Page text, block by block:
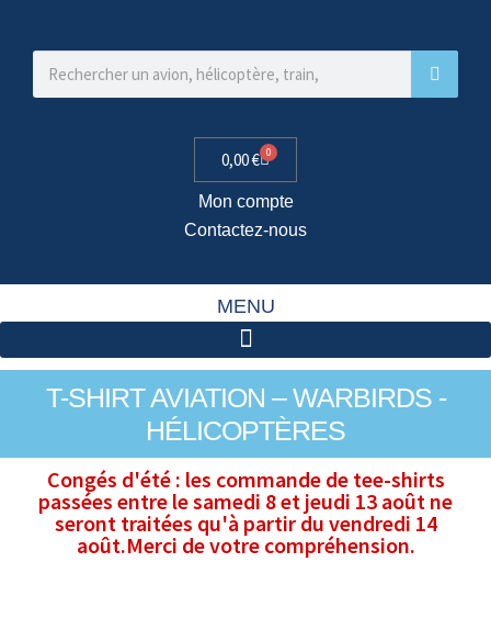
0,00€ 0
Mon compte
Contactez-nous
MENU
T-SHIRT AVIATION – WARBIRDS -
HÉLICOPTÈRES
Congés d'été : les commande de tee-shirts
passées entre le samedi 8 et jeudi 13 août ne
seront traitées qu'à partir du vendredi 14
août.Merci de votre compréhension.